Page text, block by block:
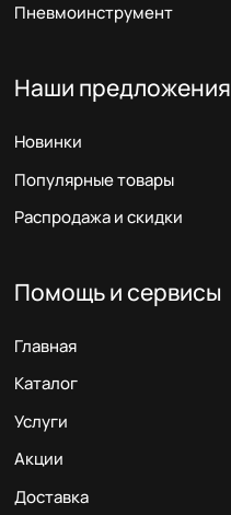
Пневмоинструмент
Наши предложения
Новинки
Популярные товары
Распродажа и скидки
Помощь и сервисы
Главная
Каталог
Услуги
Акции
Доставка